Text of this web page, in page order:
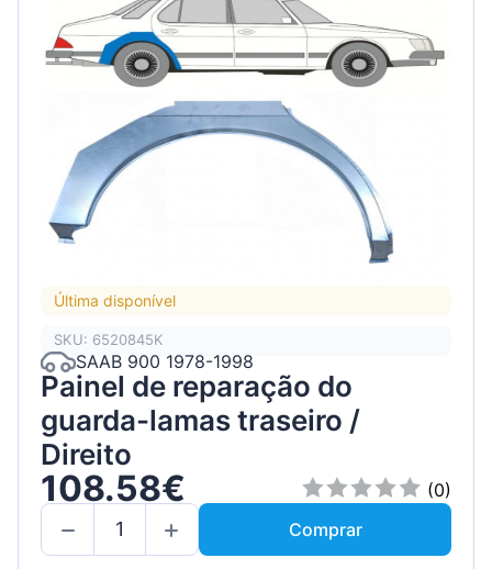
Última disponível
SKU: 6520845K
SAAB 900 1978-1998
Painel de reparação do
guarda-lamas traseiro /
Direito
108.58€
(0)
Comprar